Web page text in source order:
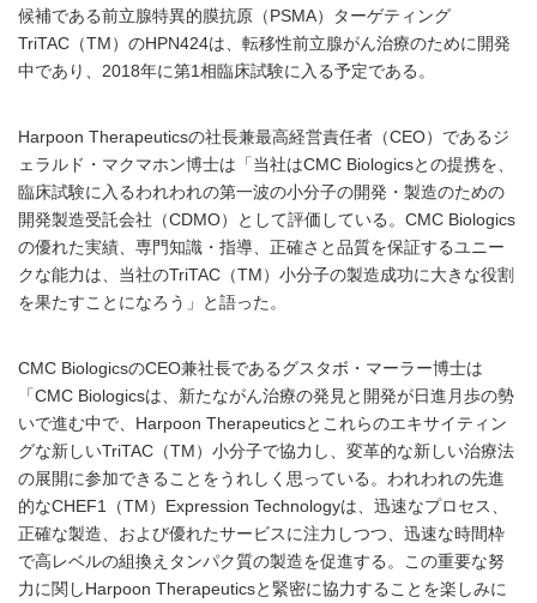
候補である前立腺特異的膜抗原（PSMA）ターゲティング
TriTAC（TM）のHPN424は、転移性前立腺がん治療のために開発
中であり、2018年に第1相臨床試験に入る予定である。
Harpoon Therapeuticsの社長兼最高経営責任者（CEO）であるジ
ェラルド・マクマホン博士は「当社はCMC Biologicsとの提携を、
臨床試験に入るわれわれの第一波の小分子の開発・製造のための
開発製造受託会社（CDMO）として評価している。CMC Biologics
の優れた実績、専門知識・指導、正確さと品質を保証するユニー
クな能力は、当社のTriTAC（TM）小分子の製造成功に大きな役割
を果たすことになろう」と語った。
CMC BiologicsのCEO兼社長であるグスタボ・マーラー博士は
「CMC Biologicsは、新たながん治療の発見と開発が日進月歩の勢
いで進む中で、Harpoon Therapeuticsとこれらのエキサイティン
グな新しいTriTAC（TM）小分子で協力し、変革的な新しい治療法
の展開に参加できることをうれしく思っている。われわれの先進
的なCHEF1（TM）Expression Technologyは、迅速なプロセス、
正確な製造、および優れたサービスに注力しつつ、迅速な時間枠
で高レベルの組換えタンパク質の製造を促進する。この重要な努
力に関しHarpoon Therapeuticsと緊密に協力することを楽しみに